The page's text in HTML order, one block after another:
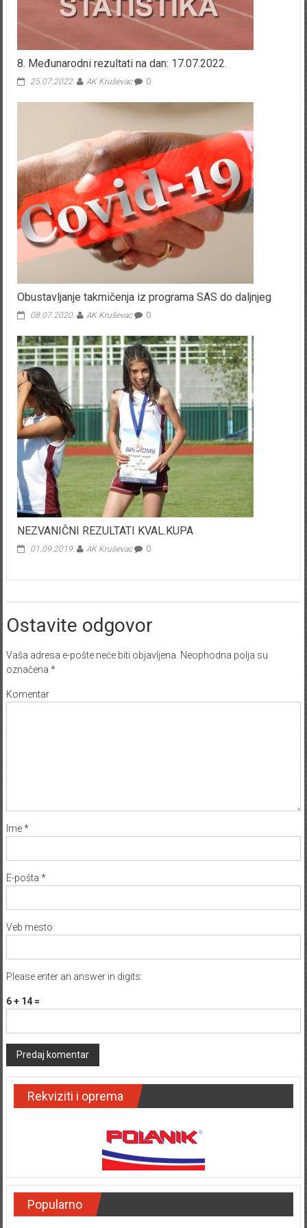
8. Međunarodni rezultati na dan: 17.07.2022.
25.07.2022. AK Kruševac 0
Obustavljanje takmičenja iz programa SAS do daljnjeg
08.07.2020. AK Kruševac 0
NEZVANIČNI REZULTATI KVAL.KUPA
01.09.2019. AK Kruševac 0
Ostavite odgovor
Vaša adresa e-pošte neće biti objavljena. Neophodna polja su
označena *
Komentar
Ime*
E-pošta *
Veb mesto
Please enter an answer in digits:
6 + 14 =
Rekviziti i oprema
Popularno